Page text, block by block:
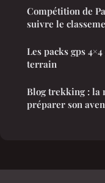
Compétition de
suivre le
Les packs gps
terrain
Blog trekking : la
préparer son